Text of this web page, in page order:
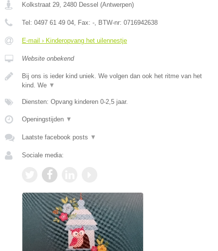
Kolkstraat 29 2480 Dessel (Antwerpen)
Tel: 0497 61 49 04 , Fax: - , BTW-nr: 0716942638
E-mail › Kinderopvang het uilennestje
Website onbekend
Bij ons is ieder kind uniek. We volgen dan ook het ritme van het
kind. We ▼
Diensten: Opvang kinderen 0-2,5 jaar.
Openingstijden ▼
Laatste facebook posts ▼
Sociale media: